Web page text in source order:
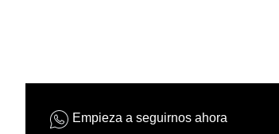
Empieza a seguirnos ahora